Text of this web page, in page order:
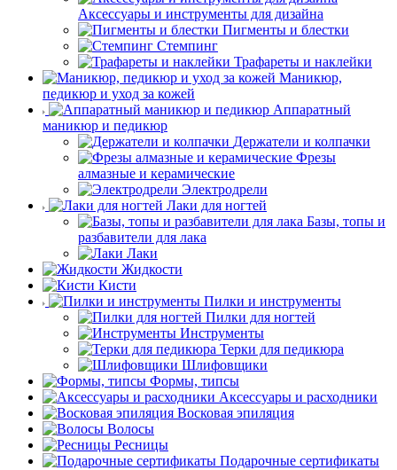
Аксессуары и инструменты для дизайна
Пигменты и блестки
Стемпинг
Трафареты и наклейки
Маникюр,
педикюр и уход за кожей
Аппаратный
маникюр и педикюр
Держатели и колпачки
Фрезы
алмазные и керамические
Электродрели
Лаки для ногтей
Базы, топы и
разбавители для лака
Лаки
Жидкости
Кисти
Пилки и инструменты
Пилки для ногтей
Инструменты
Терки для педикюра
Шлифовщики
Формы, типсы
Аксессуары и расходники
Восковая эпиляция
Волосы
Ресницы
Подарочные сертификаты